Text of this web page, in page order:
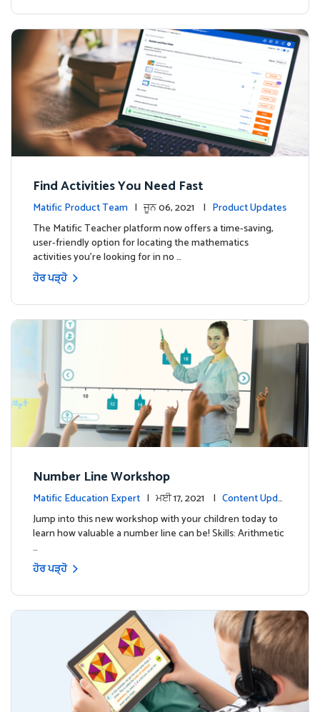
Find Activities You Need Fast
Matific Product Team | ਜੂਨ 06, 2021 | Product Updates
The Matific Teacher platform now offers a time-saving,
user-friendly option for locating the mathematics
activities you're looking for in no …
ਹੋਰ ਪੜ੍ਹੋ
Number Line Workshop
Matific Education Expert | ਮਈ 17, 2021 | Content Updat
esJump into this new workshop with your children today to
learn how valuable a number line can be! Skills: Arithmetic
…
ਹੋਰ ਪੜ੍ਹੋ